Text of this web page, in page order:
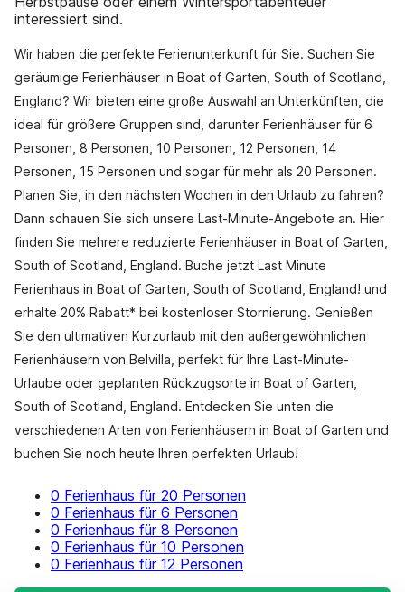
interessiert sind.
Wir haben die perfekte Ferienunterkunft für Sie. Suchen Sie
geräumige Ferienhäuser in Boat of Garten, South of Scotland,
England? Wir bieten eine große Auswahl an Unterkünften, die
ideal für größere Gruppen sind, darunter Ferienhäuser für 6
Personen, 8 Personen, 10 Personen, 12 Personen, 14
Personen, 15 Personen und sogar für mehr als 20 Personen.
Planen Sie, in den nächsten Wochen in den Urlaub zu fahren?
Dann schauen Sie sich unsere Last-Minute-Angebote an. Hier
finden Sie mehrere reduzierte Ferienhäuser in Boat of Garten,
South of Scotland, England. Buche jetzt Last Minute
Ferienhaus in Boat of Garten, South of Scotland, England! und
erhalte 20% Rabatt* bei kostenloser Stornierung. Genießen
Sie den ultimativen Kurzurlaub mit den außergewöhnlichen
Ferienhäusern von Belvilla, perfekt für Ihre Last-Minute-
Urlaube oder geplanten Rückzugsorte in Boat of Garten,
South of Scotland, England. Entdecken Sie unten die
verschiedenen Arten von Ferienhäusern in Boat of Garten und
buchen Sie noch heute Ihren perfekten Urlaub!
0 Ferienhaus für 20 Personen
0 Ferienhaus für 6 Personen
0 Ferienhaus für 8 Personen
0 Ferienhaus für 10 Personen
0 Ferienhaus für 12 Personen